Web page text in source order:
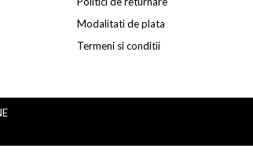
Modalitati de plata
Termeni si conditii